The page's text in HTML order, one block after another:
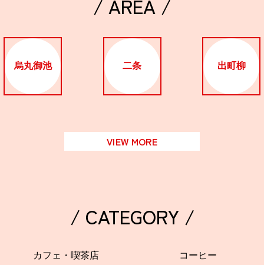
/ AREA /
烏丸御池 二条 出町柳
VIEW MORE
/ CATEGORY /
カフェ・喫茶店 コーヒー